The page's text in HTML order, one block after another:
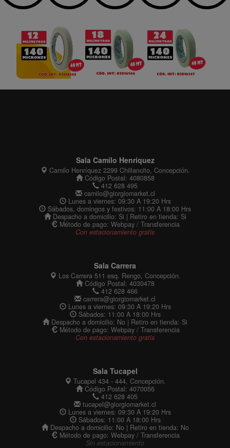
Sala Camilo Henríquez
Camilo Henríquez 2299 Chillancito, Concepción.
Código Postal: 4080858
412 628 495
camilo@giorgiomarket.cl
Lunes a viernes: 09:30 A 19:20 Hrs
Sábados, domingos y festivos: 11:00 A 18:00 Hrs
Despacho a domicilio: Si | Retiro en tienda: Si
Método de pago: Webpay / Transferencia
Con estacionamiento gratis
Sala Carrera
Los Carrera 511 esq. Rengo, Concepción.
Código Postal: 4030478
412 628 466
carrera@giorgiomarket.cl
Lunes a viernes: 09:30 A 19:20 Hrs
Sábados: 11:00 A 18:00 Hrs
Despacho a domicilio: No | Retiro en tienda: Si
Método de pago: Webpay / Transferencia
Con estacionamiento gratis
Sala Tucapel
Tucapel 434 - 444, Concepción.
Código Postal: 4070056
412 628 405
tucapel@giorgiomarket.cl
Lunes a viernes: 09:30 A 19:20 Hrs
Sábados: 11:00 A 18:00 Hrs
Despacho a domicilio: No | Retiro en tienda: No
Método de pago: Webpay / Transferencia
Sin estacionamiento